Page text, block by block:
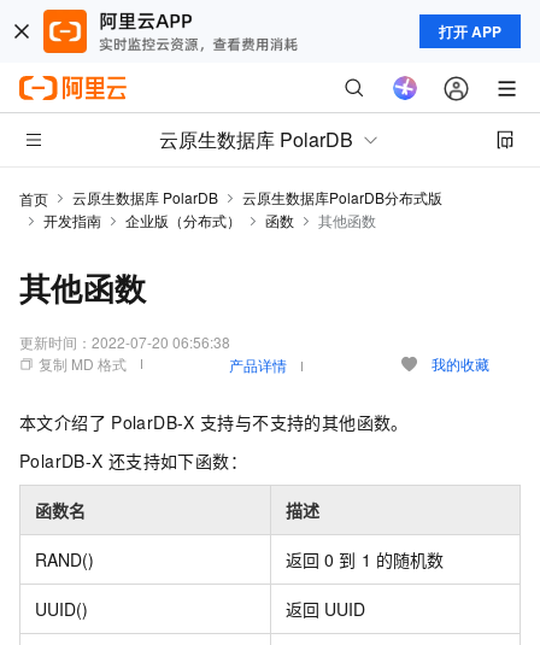
打开 APP
云原生数据库 PolarDB
首页 云原生数据库 PolarDB
云原生数据库PolarDB分布式版
开发指南
企业版（分布式） 函数 其他函数
其他函数
更新时间： 2022-07-20 06:56:38
复制 MD 格式
产品详情 我的收藏
本文介绍了 PolarDB-X 支持与不支持的其他函数。
PolarDB-X 还支持如下函数：
函数名​ 描述​
RAND() 返回 0 到 1 的随机数
UUID() 返回 UUID